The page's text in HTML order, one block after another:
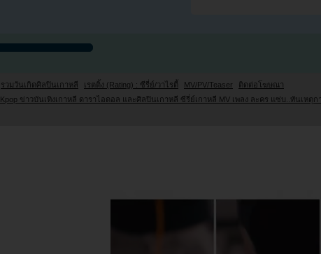
รวมวันเกิดศิลปินเกาหลี เรตติ้ง (Rating) : ซีรี่ย์/วาไรตี้ MV/PV/Teaser ติดต่อโฆษณา
Kpop ข่าวบันเทิงเกาหลี ดาราไอดอล และศิลปินเกาหลี ซีรี่ย์เกาหลี MV เพลง ละคร แซ่บ..ทันเหตุก